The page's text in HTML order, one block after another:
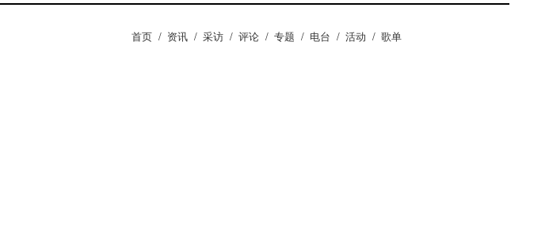
首页 / 资讯 / 采访 / 评论 / 专题 / 电台 / 活动 / 歌单